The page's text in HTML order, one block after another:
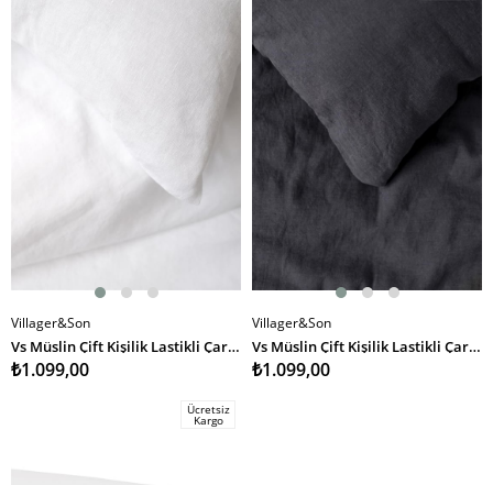
SEPETE EKLE
Villager&Son
Vs Müslin Çift Kişilik Lastikli Çarşaf 160 200 Beyaz
₺1.099,00
SEPETE EKLE
Villager&Son
Vs Müslin Çift Kişilik Lastikli Çarşaf 160 200 ANTRASİT
₺1.099,00
Ücretsiz
Kargo